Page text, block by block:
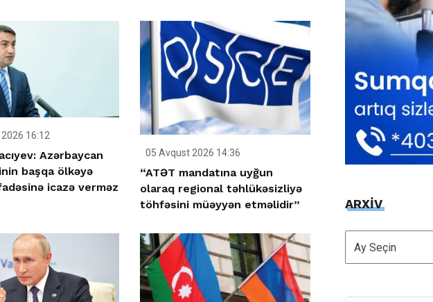
16:12
Azərbaycan
başqa ölkəyə
icazə verməz
05 Avqust 2026 14:36
“ATƏT mandatına uyğun
olaraq regional təhlükəsizliyə
töhfəsini müəyyən etməlidir”
ARXİV
ARXİV